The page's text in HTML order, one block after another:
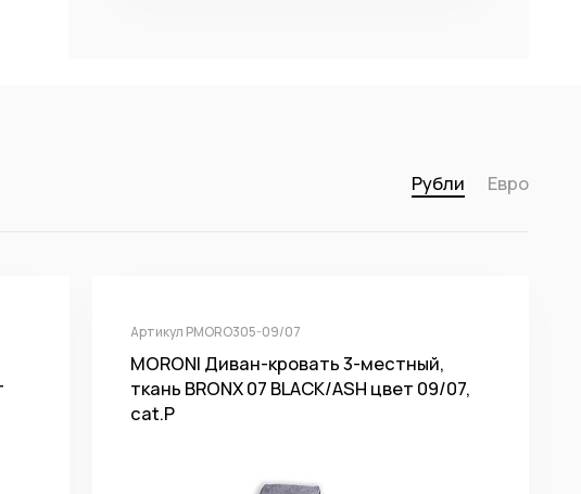
Рубли Евро
Артикул PMORO305-09/07
MORONI Диван-кровать 3-местный,
ткань BRONX 07 BLACK/ASH цвет 09/07,
cat.P